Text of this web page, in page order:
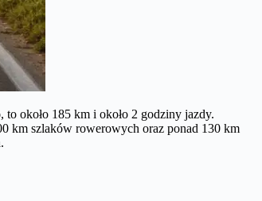
około 185 km i około 2 godziny jazdy.
km szlaków rowerowych oraz ponad 130 km